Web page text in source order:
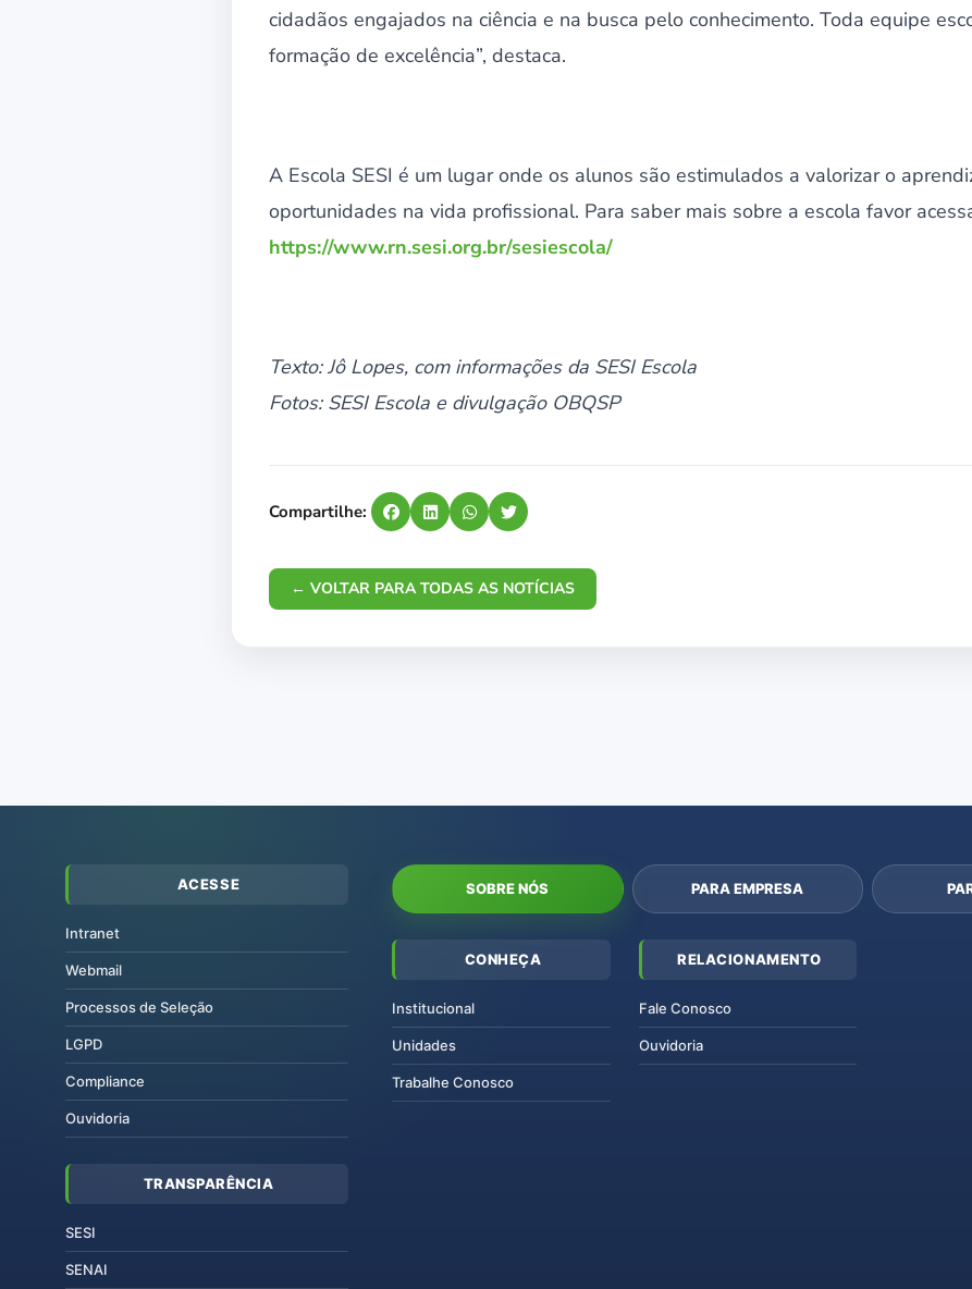
cidadãos engajados na ciência e na busca pelo conhecimento. Toda equipe
formação de excelência”, destaca.
A Escola SESI é um lugar onde os alunos são estimulados a valorizar o
oportunidades na vida profissional. Para saber mais sobre a escola favor
https://www.rn.sesi.org.br/sesiescola/
Texto: Jô Lopes, com informações da SESI Escola
Fotos: SESI Escola e divulgação OBQSP
Compartilhe:
← VOLTAR PARA TODAS AS NOTÍCIAS
ACESSE
Intranet
Webmail
Processos de Seleção
LGPD
Compliance
Ouvidoria
TRANSPARÊNCIA
SESI
SENAI
SOBRE NÓS PARA EMPRESA
CONHEÇA
Institucional
Unidades
Trabalhe Conosco
RELACIONAMENTO
Fale Conosco
Ouvidoria